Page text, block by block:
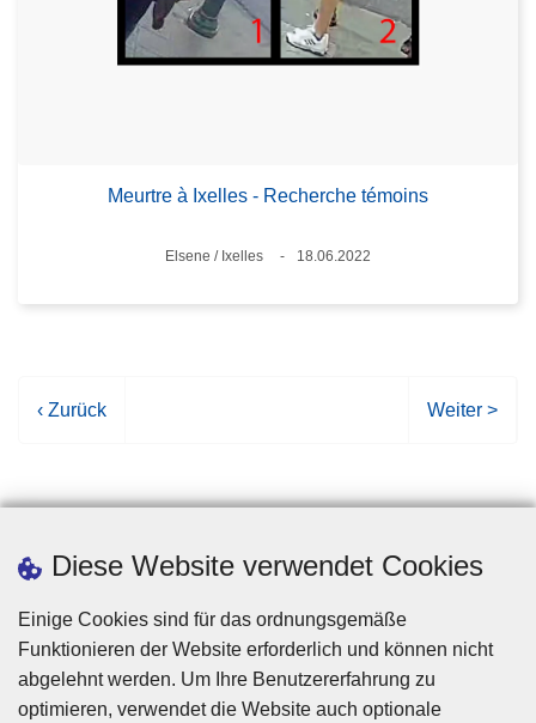
Diese Website verwendet Cookies
Einige Cookies sind für das ordnungsgemäße
Funktionieren der Website erforderlich und können nicht
abgelehnt werden. Um Ihre Benutzererfahrung zu
optimieren, verwendet die Website auch optionale
Meurtre à Ixelles - Recherche témoins
Standort
Elsene / Ixelles
18.06.2022
V
h
g
e
S
e
‹ Zurück
N
h
t
e
i
t
Weiter >